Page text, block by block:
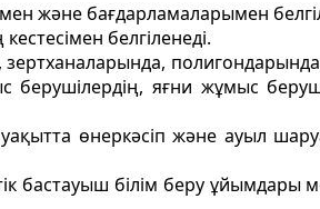
және бағдарламаларымен
белгiленедi.
берушілердің, яғни жұмыс
өнеркәсiп және ауыл
бастауыш білім беру ұйымдары